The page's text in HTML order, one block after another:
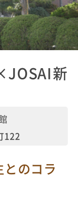
新
122
とのコラ